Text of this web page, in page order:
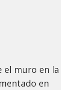
el muro en la
en